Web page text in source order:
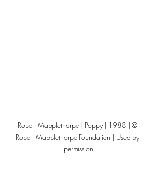
Robert Mapplethorpe | Poppy | 1988 | ©
Robert Mapplethorpe Foundation | Used by
permission